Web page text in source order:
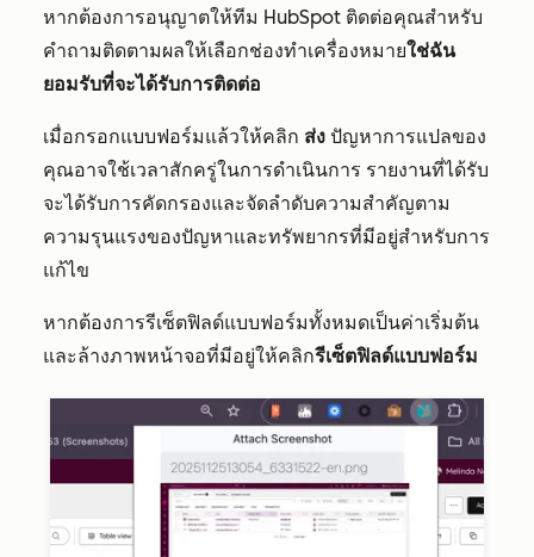
หากต้องการอนุญาตให้ทีม HubSpot ติดต่อคุณสำหรับ
คำถามติดตามผลให้เลือกช่องทำเครื่องหมายใช่ฉัน
ยอมรับที่จะได้รับการติดต่อ
เมื่อกรอกแบบฟอร์มแล้วให้คลิก ส่ง ปัญหาการแปลของ
คุณอาจใช้เวลาสักครู่ในการดำเนินการ รายงานที่ได้รับ
จะได้รับการคัดกรองและจัดลำดับความสำคัญตาม
ความรุนแรงของปัญหาและทรัพยากรที่มีอยู่สำหรับการ
แก้ไข
หากต้องการรีเซ็ตฟิลด์แบบฟอร์มทั้งหมดเป็นค่าเริ่มต้น
และล้างภาพหน้าจอที่มีอยู่ให้คลิกรีเซ็ตฟิลด์แบบฟอร์ม